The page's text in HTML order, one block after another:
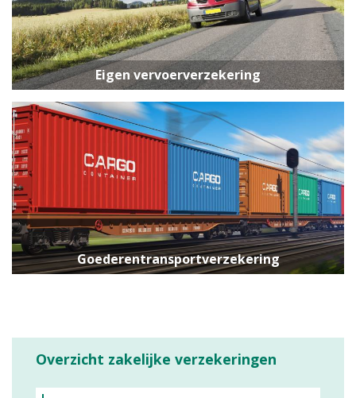
Eigen vervoerverzekering
Goederentransportverzekering
Overzicht zakelijke verzekeringen